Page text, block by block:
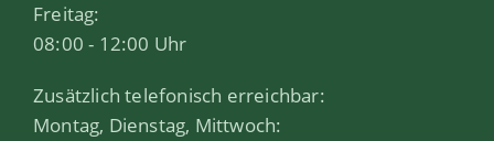
Freitag:
08:00 - 12:00 Uhr
Zusätzlich telefonisch erreichbar:
Montag, Dienstag, Mittwoch: